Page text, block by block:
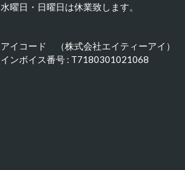
水曜日・日曜日は休業致します。
アイコード （株式会社エイティーアイ）
インボイス番号 : T7180301021068